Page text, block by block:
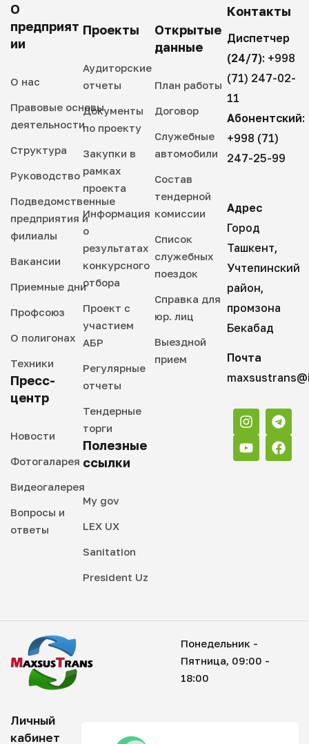
О
предприят
ии
О нас
Правовые основы
деятельности
Структура
Руководство
Подведомственные
предприятия и
филиалы
Вакансии
Приемные дни
Профсоюз
О полигонах
Техники
Пресс-
центр
Новости
Фотогаларея
Видеогалерея
Вопросы и
ответы
Проекты
Аудиторские
отчеты
Документы
по проекту
Закупки в
рамках
проекта
Информация
о
результатах
конкурсного
отбора
Проект с
участием
АБР
Регулярные
отчеты
Тендерные
торги
Полезные
ссылки
My gov
LEX UX
Sanitation
President Uz
Открытые
данные
План работы
Договор
Служебные
автомобили
Состав
тендерной
комиссии
Список
служебных
поездок
Справка для
юр. лиц
Выездной
прием
Контакты
Диспетчер
(24/7): +998
(71) 247-02-
11
Абонентский:
+998 (71)
247-25-99
Адрес
Город
Ташкент,
Учтепинский
район,
промзона
Бекабад
Почта
Понедельник -
Пятница, 09:00 -
18:00
Личный
кабинет